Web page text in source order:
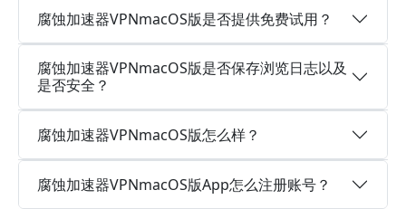
腐蚀加速器VPNmacOS版是否提供免费试用？
腐蚀加速器VPNmacOS版是否保存浏览日志以及
是否安全？
腐蚀加速器VPNmacOS版怎么样？
腐蚀加速器VPNmacOS版App怎么注册账号？